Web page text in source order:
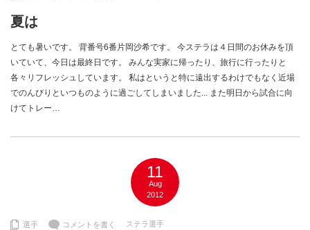
夏は
とても暑いです。 背番号6番片岡沙希です。 今ステラは４日間のお休みを頂
いていて、今日は最終日です。 みんな実家に帰ったり、旅行に行ったりと
各々リフレッシュしています。 私はというと特に遠出するわけでもなく近場
でのんびりといつものように過ごしてしまいました... また明日から試合に向
けてトレー…
11
Aug
2012
選手 コメントを書く ステラ選手